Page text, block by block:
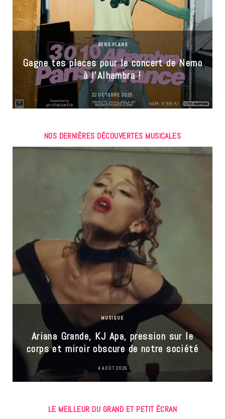
BONS PLANS
Gagne tes places pour le concert de Nemo
à l’Alhambra !
22 OCTOBRE 2025
NOS DERNIÈRES DÉCOUVERTES MUSICALES
MUSIQUE
Ariana Grande, KJ Apa, pression sur le
corps et miroir obscure de notre société
4 AOÛT 2026
LE MEILLEUR DU GRAND ET PETIT ÉCRAN